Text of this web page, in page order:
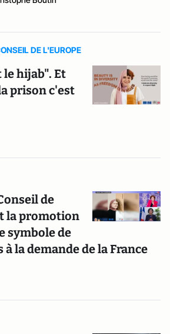
DE L'EUROPE
hijab". Et
prison c'est
de
la promotion
symbole de
la demande de la France